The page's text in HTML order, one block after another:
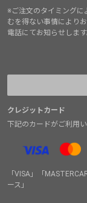
※ご注文のタイミングに
むを得ない事情により
電話にてお知らせします
クレジットカード
下記のカードがご利用い
「VISA」「
ース」